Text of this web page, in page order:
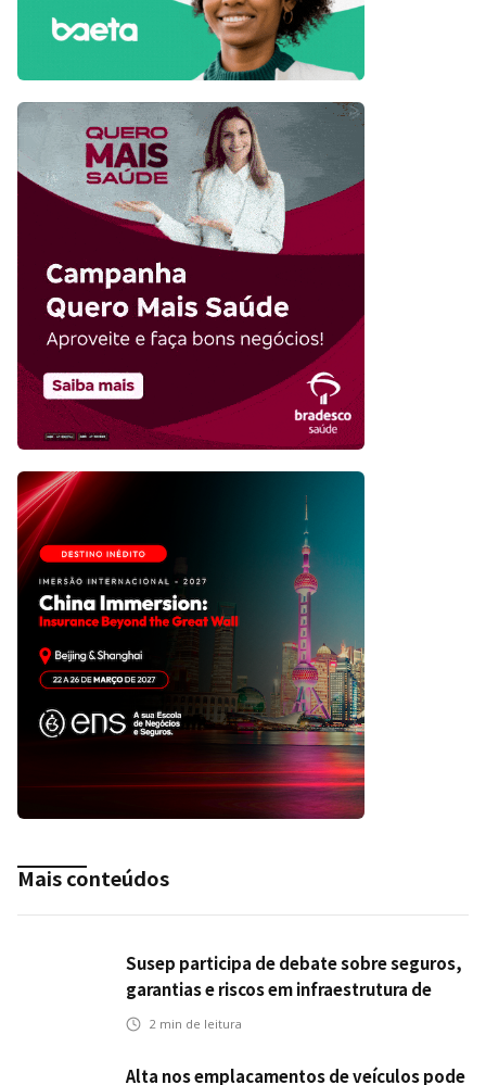
Mais conteúdos
Susep participa de debate sobre seguros,
garantias e riscos em infraestrutura de
transportes
2 min de leitura
Alta nos emplacamentos de veículos pode